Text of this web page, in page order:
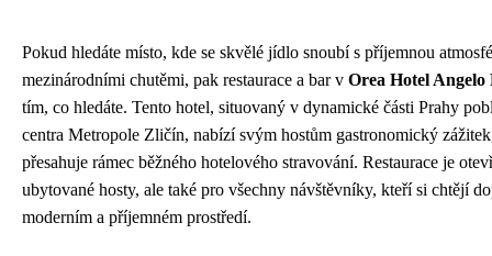
Pokud hledáte místo, kde se skvělé jídlo snoubí s příjemnou
mezinárodními chutěmi, pak restaurace a bar v Orea Hotel Angelo
tím, co hledáte. Tento hotel, situovaný v dynamické části Prahy
centra Metropole Zličín, nabízí svým hostům gastronomický
přesahuje rámec běžného hotelového stravování. Restaurace je
ubytované hosty, ale také pro všechny návštěvníky, kteří si chtějí
moderním a příjemném prostředí.